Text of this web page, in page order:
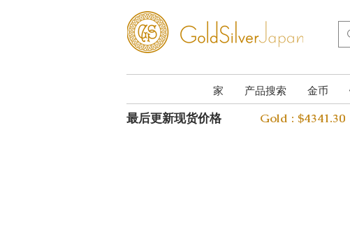
家 产品搜索 金币
最后更新现货价格 Gold :